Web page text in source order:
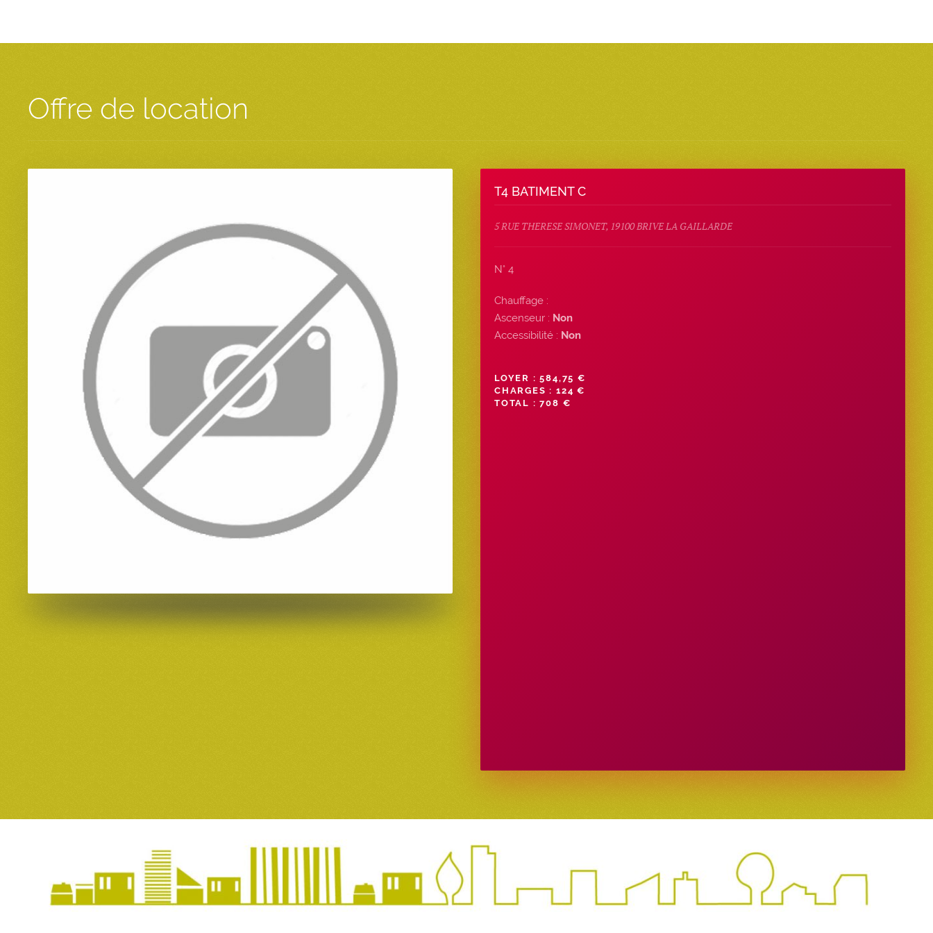
Offre de location
T4 BATIMENT C
5 RUE THERESE SIMONET, 19100 BRIVE LA GAILLARDE
N° 4
Chauffage :
Ascenseur : Non
Accessibilité : Non
LOYER : 584,75 €
CHARGES : 124 €
TOTAL : 708 €